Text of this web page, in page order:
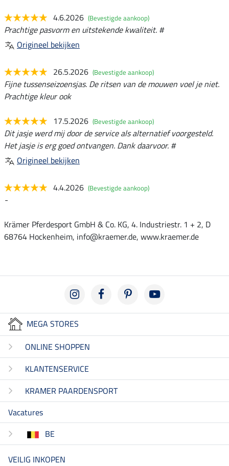
4.6.2026 (Bevestigde aankoop)
Prachtige pasvorm en uitstekende kwaliteit. #
Origineel bekijken
26.5.2026 (Bevestigde aankoop)
Fijne tussenseizoensjas. De ritsen van de mouwen voel je niet.
Prachtige kleur ook
17.5.2026 (Bevestigde aankoop)
Dit jasje werd mij door de service als alternatief voorgesteld.
Het jasje is erg goed ontvangen. Dank daarvoor. #
Origineel bekijken
4.4.2026 (Bevestigde aankoop)
-
Krämer Pferdesport GmbH & Co. KG, 4. Industriestr. 1 + 2, D
68764 Hockenheim, info@kraemer.de, www.kraemer.de
MEGA STORES
ONLINE SHOPPEN
KLANTENSERVICE
KRAMER PAARDENSPORT
Vacatures
BE
VEILIG INKOPEN